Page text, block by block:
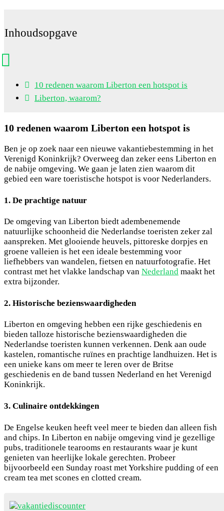
Inhoudsopgave
10 redenen waarom Liberton een hotspot is
Liberton, waarom?
10 redenen waarom Liberton een hotspot is
Ben je op zoek naar een nieuwe vakantiebestemming in het
Verenigd Koninkrijk? Overweeg dan zeker eens Liberton en
de nabije omgeving. We gaan je laten zien waarom dit
gebied een ware toeristische hotspot is voor Nederlanders.
1. De prachtige natuur
De omgeving van Liberton biedt adembenemende
natuurlijke schoonheid die Nederlandse toeristen zeker zal
aanspreken. Met glooiende heuvels, pittoreske dorpjes en
groene valleien is het een ideale bestemming voor
liefhebbers van wandelen, fietsen en natuurfotografie. Het
contrast met het vlakke landschap van Nederland maakt het
extra bijzonder.
2. Historische bezienswaardigheden
Liberton en omgeving hebben een rijke geschiedenis en
bieden talloze historische bezienswaardigheden die
Nederlandse toeristen kunnen verkennen. Denk aan oude
kastelen, romantische ruïnes en prachtige landhuizen. Het is
een unieke kans om meer te leren over de Britse
geschiedenis en de band tussen Nederland en het Verenigd
Koninkrijk.
3. Culinaire ontdekkingen
De Engelse keuken heeft veel meer te bieden dan alleen fish
and chips. In Liberton en nabije omgeving vind je gezellige
pubs, traditionele tearooms en restaurants waar je kunt
genieten van heerlijke lokale gerechten. Probeer
bijvoorbeeld een Sunday roast met Yorkshire pudding of een
cream tea met scones en clotted cream.